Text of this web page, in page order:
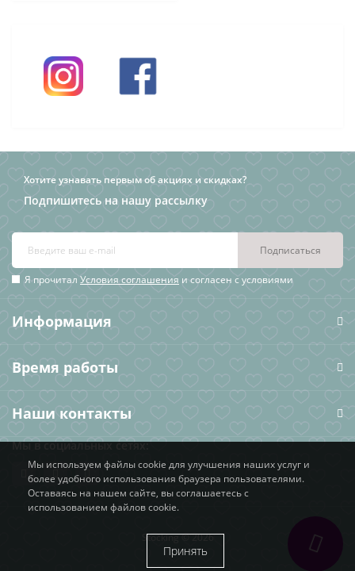
Хотите узнавать первым об акциях и скидках?
Подпишитесь на нашу рассылку
Подписаться
Я прочитал Условия соглашения и согласен с условиями
Информация
Время работы
Наши контакты
Мы в социальных сетях:
Stocking © 2026
Мы используем файлы cookie для улучшения наших услуг и
более удобного использования браузера пользователями.
Оставаясь на нашем сайте, вы соглашаетесь с
использованием файлов cookie.
Принять